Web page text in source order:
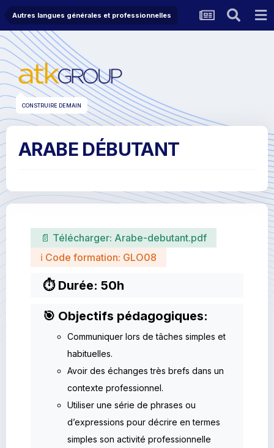
Autres langues générales et professionnelles
CONSTRUIRE DEMAIN
ARABE DÉBUTANT
📄 Télécharger: Arabe-debutant.pdf
ℹ Code formation: GLO08
⏱ Durée: 50h
🎯 Objectifs pédagogiques:
Communiquer lors de tâches simples et
habituelles.
Avoir des échanges très brefs dans un
contexte professionnel.
Utiliser une série de phrases ou
d’expressions pour décrire en termes
simples son activité professionnelle